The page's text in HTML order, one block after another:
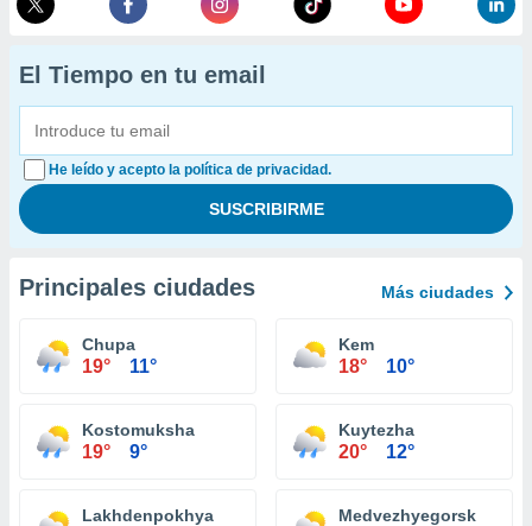
El Tiempo en tu email
He leído y acepto la política de privacidad.
Principales ciudades Más ciudades
Chupa
19° 11°
Kem
18° 10°
Kostomuksha
19° 9°
Kuytezha
20° 12°
Lakhdenpokhya Medvezhyegorsk